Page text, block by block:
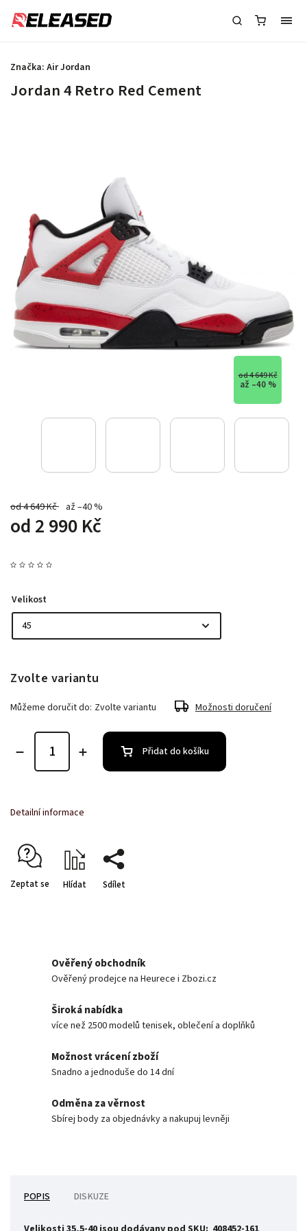
Jordan 4 Retro Red Cement
od 4 649 Kč
až –40 %
od 4 649 Kč až –40 %
od 2 990 Kč
Značka: Air Jordan
Velikost
Zvolte variantu
Můžeme doručit do: Zvolte variantu Možnosti doručení
Přidat do košíku
Detailní informace
Zeptat se Hlídat Sdílet
Ověřený obchodník
Ověřený prodejce na Heurece i Zbozi.cz
Široká nabídka
více než 2500 modelů tenisek, oblečení a doplňků
Možnost vrácení zboží
Snadno a jednoduše do 14 dní
Odměna za věrnost
Sbírej body za objednávky a nakupuj levněji
POPIS DISKUZE